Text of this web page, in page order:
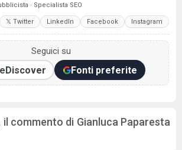
· Specialista SEO
𝕏 Twitter LinkedIn Facebook Instagram
Seguici su
Discover Fonti preferite
il commento di Gianluca Paparesta